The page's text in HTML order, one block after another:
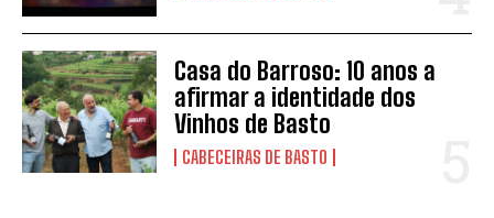
Casa do Barroso: 10 anos a
afirmar a identidade dos
Vinhos de Basto
CABECEIRAS DE BASTO